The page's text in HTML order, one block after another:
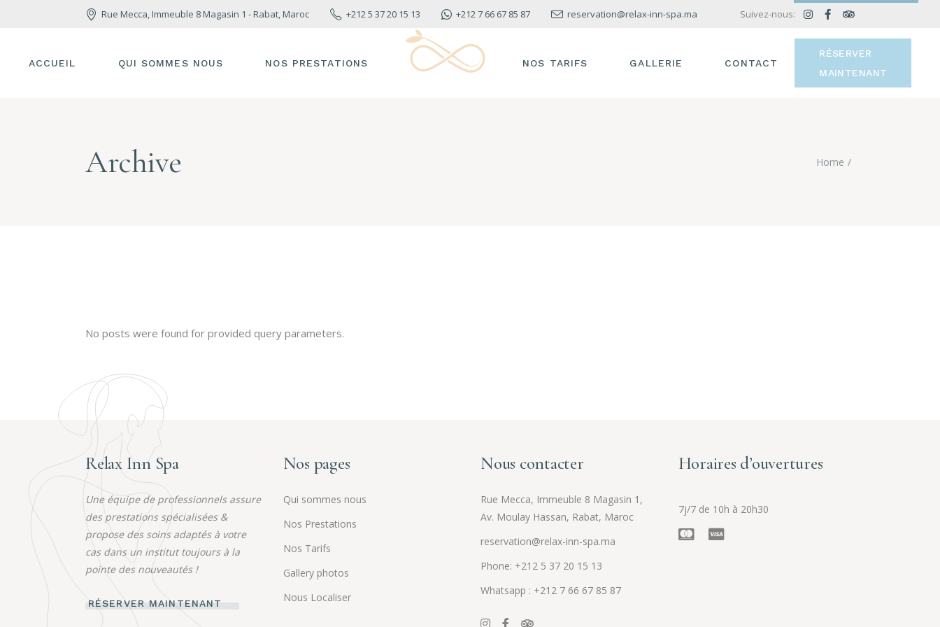
Rue Mecca, Immeuble 8 Magasin 1 - Rabat, Maroc +212 5 37 20 15 13 +212 7 66 67 85 87 reservation@relax-inn-spa.ma Suivez-nous:
ACCUEIL QUI SOMMES NOUS NOS PRESTATIONS NOS TARIFS GALLERIE CONTACT
RÉSERVER
MAINTENANT
Archive Home
No posts were found for provided query parameters.
Relax Inn Spa
Une équipe de professionnels assure
des prestations spécialisées &
propose des soins adaptés à votre
cas dans un institut toujours à la
pointe des nouveautés !
RÉSERVER MAINTENANT
Nos pages
Qui sommes nous
Nos Prestations
Nos Tarifs
Gallery photos
Nous Localiser
Nous contacter
Rue Mecca, Immeuble 8 Magasin 1,
Av. Moulay Hassan, Rabat, Maroc
reservation@relax-inn-spa.ma
Phone: +212 5 37 20 15 13
Whatsapp : +212 7 66 67 85 87
Horaires d’ouvertures
7j/7 de 10h à 20h30